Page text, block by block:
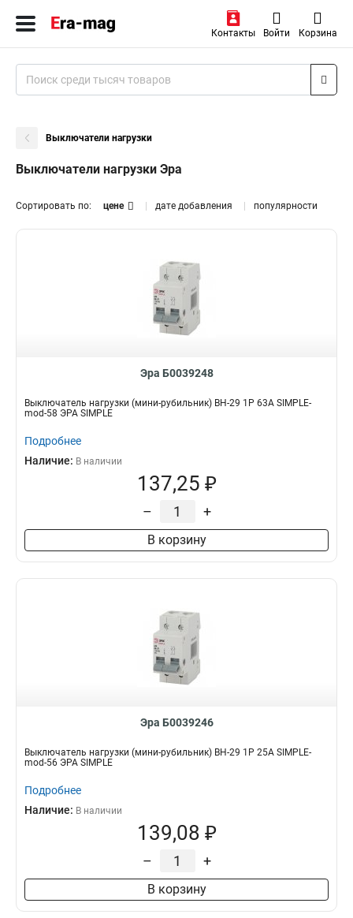
Контакты Войти Корзина
Выключатели нагрузки
Выключатели нагрузки Эра
Сортировать по: цене дате добавления популярности
Эра Б0039248
Выключатель нагрузки (мини-рубильник) ВН-29 1P 63А SIMPLE-
mod-58 ЭРА SIMPLE
Подробнее
Наличие: В наличии
137,25 ₽
– +
В корзину
Эра Б0039246
Выключатель нагрузки (мини-рубильник) ВН-29 1P 25А SIMPLE-
mod-56 ЭРА SIMPLE
Подробнее
Наличие: В наличии
139,08 ₽
– +
В корзину